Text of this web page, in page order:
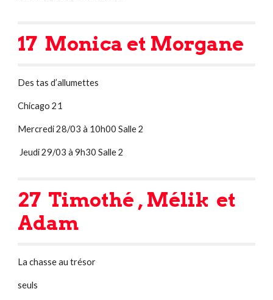
17  Monica et Morgane
Des tas d’allumettes
Chicago 21
Mercredi 28/03 à 10h00 Salle 2
Jeudi 29/03 à 9h30 Salle 2
27  Timothé , Mélik  et
Adam
La chasse au trésor
seuls